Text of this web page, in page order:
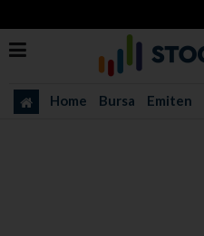
Home Bursa Emiten